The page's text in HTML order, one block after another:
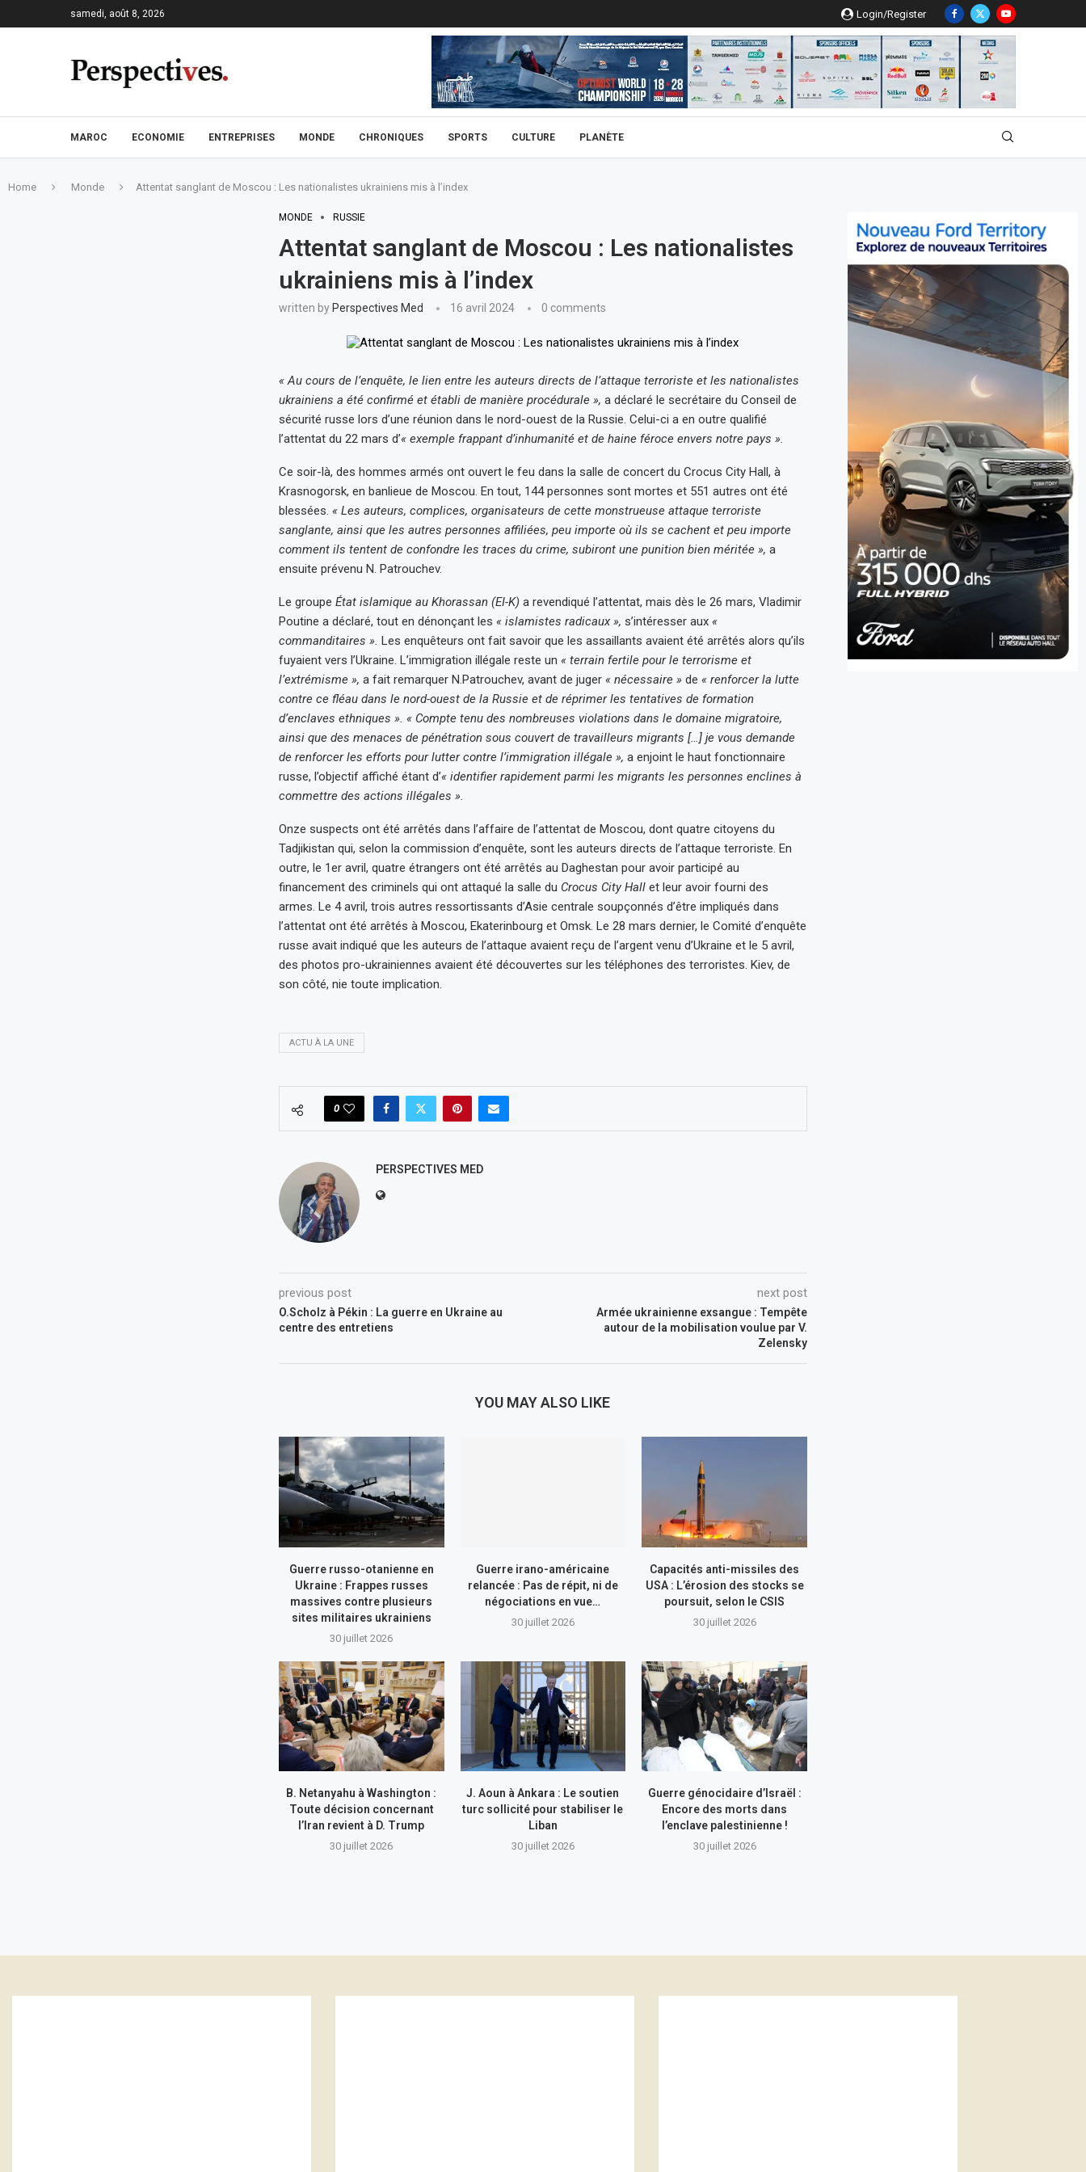
samedi, août 8, 2026 Login/Register
MAROC ECONOMIE ENTREPRISES MONDE CHRONIQUES SPORTS CULTURE PLANÈTE
Home Monde Attentat sanglant de Moscou : Les nationalistes ukrainiens mis à l’index
MONDE RUSSIE
Attentat sanglant de Moscou : Les nationalistes
ukrainiens mis à l’index
written by Perspectives Med 16 avril 2024 0 comments
« Au cours de l’enquête, le lien entre les auteurs directs de l’attaque terroriste et les nationalistes
ukrainiens a été confirmé et établi de manière procédurale », a déclaré le secrétaire du Conseil de
sécurité russe lors d’une réunion dans le nord-ouest de la Russie. Celui-ci a en outre qualifié
l’attentat du 22 mars d’« exemple frappant d’inhumanité et de haine féroce envers notre pays ».
Ce soir-là, des hommes armés ont ouvert le feu dans la salle de concert du Crocus City Hall, à
Krasnogorsk, en banlieue de Moscou. En tout, 144 personnes sont mortes et 551 autres ont été
blessées. « Les auteurs, complices, organisateurs de cette monstrueuse attaque terroriste
sanglante, ainsi que les autres personnes affiliées, peu importe où ils se cachent et peu importe
comment ils tentent de confondre les traces du crime, subiront une punition bien méritée », a
ensuite prévenu N. Patrouchev.
Le groupe État islamique au Khorassan (EI-K) a revendiqué l’attentat, mais dès le 26 mars, Vladimir
Poutine a déclaré, tout en dénonçant les « islamistes radicaux », s’intéresser aux «
commanditaires ». Les enquêteurs ont fait savoir que les assaillants avaient été arrêtés alors qu’ils
fuyaient vers l’Ukraine. L’immigration illégale reste un « terrain fertile pour le terrorisme et
l’extrémisme », a fait remarquer N.Patrouchev, avant de juger « nécessaire » de « renforcer la lutte
contre ce fléau dans le nord-ouest de la Russie et de réprimer les tentatives de formation
d’enclaves ethniques ». « Compte tenu des nombreuses violations dans le domaine migratoire,
ainsi que des menaces de pénétration sous couvert de travailleurs migrants […] je vous demande
de renforcer les efforts pour lutter contre l’immigration illégale », a enjoint le haut fonctionnaire
russe, l’objectif affiché étant d’« identifier rapidement parmi les migrants les personnes enclines à
commettre des actions illégales ».
Onze suspects ont été arrêtés dans l’affaire de l’attentat de Moscou, dont quatre citoyens du
Tadjikistan qui, selon la commission d’enquête, sont les auteurs directs de l’attaque terroriste. En
outre, le 1er avril, quatre étrangers ont été arrêtés au Daghestan pour avoir participé au
financement des criminels qui ont attaqué la salle du Crocus City Hallet leur avoir fourni des
armes. Le 4 avril, trois autres ressortissants d’Asie centrale soupçonnés d’être impliqués dans
l’attentat ont été arrêtés à Moscou, Ekaterinbourg et Omsk. Le 28 mars dernier, le Comité d’enquête
russe avait indiqué que les auteurs de l’attaque avaient reçu de l’argent venu d’Ukraine et le 5 avril,
des photos pro-ukrainiennes avaient été découvertes sur les téléphones des terroristes. Kiev, de
son côté, nie toute implication.
ACTU À LA UNE
0
PERSPECTIVES MED
previous post
O.Scholz à Pékin : La guerre en Ukraine au
centre des entretiens
next post
Armée ukrainienne exsangue : Tempête
autour de la mobilisation voulue par V.
Zelensky
YOU MAY ALSO LIKE
Guerre russo-otanienne en
Ukraine : Frappes russes
massives contre plusieurs
sites militaires ukrainiens
30 juillet 2026
Guerre irano-américaine
relancée : Pas de répit, ni de
négociations en vue…
30 juillet 2026
Capacités anti-missiles des
USA : L’érosion des stocks se
poursuit, selon le CSIS
30 juillet 2026
B. Netanyahu à Washington :
Toute décision concernant
l’Iran revient à D. Trump
30 juillet 2026
J. Aoun à Ankara : Le soutien
turc sollicité pour stabiliser le
Liban
30 juillet 2026
Guerre génocidaire d’Israël :
Encore des morts dans
l’enclave palestinienne !
30 juillet 2026